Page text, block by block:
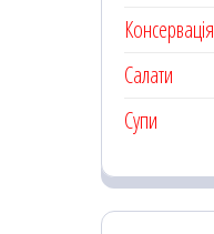
Консервація
Салати
Супи